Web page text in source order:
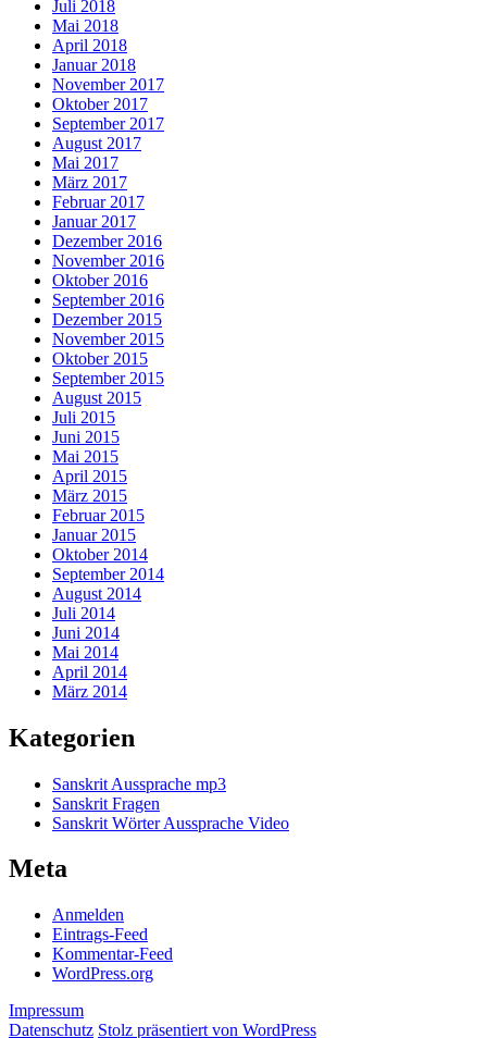
Juli 2018
Mai 2018
April 2018
Januar 2018
November 2017
Oktober 2017
September 2017
August 2017
Mai 2017
März 2017
Februar 2017
Januar 2017
Dezember 2016
November 2016
Oktober 2016
September 2016
Dezember 2015
November 2015
Oktober 2015
September 2015
August 2015
Juli 2015
Juni 2015
Mai 2015
April 2015
März 2015
Februar 2015
Januar 2015
Oktober 2014
September 2014
August 2014
Juli 2014
Juni 2014
Mai 2014
April 2014
März 2014
Kategorien
Sanskrit Aussprache mp3
Sanskrit Fragen
Sanskrit Wörter Aussprache Video
Meta
Anmelden
Eintrags-Feed
Kommentar-Feed
WordPress.org
Impressum
Datenschutz Stolz präsentiert von WordPress